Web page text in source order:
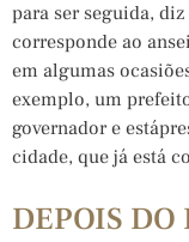
para ser seguida,
corresponde ao
em algumas
exemplo, um
governador e
cidade, que já está
DEPOIS DO